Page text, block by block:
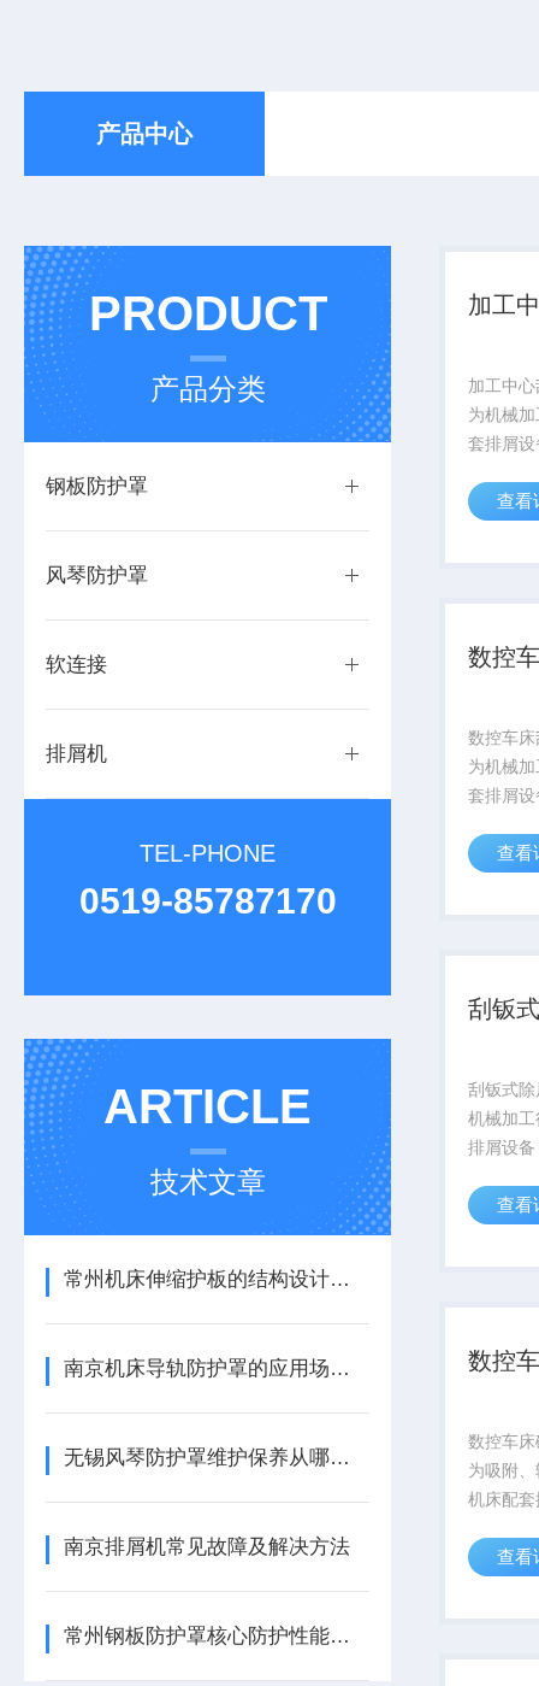
产品中心
PRODUCT
产品分类
钢板防护罩
风琴防护罩
软连接
排屑机
TEL-PHONE
0519-85787170
ARTICLE
技术文章
常州机床伸缩护板的结构设计及选型要点
南京机床导轨防护罩的应用场景及选型要点
无锡风琴防护罩维护保养从哪里着手？
南京排屑机常见故障及解决方法
常州钢板防护罩核心防护性能优势详解
加工
加工中
为机械
套排屑
成，依
屑（金
查看
数控
数控车
为机械
套排屑
成，依
屑（金
查看
刮钣
刮钣式
机械加
排屑设
成，依
屑（金
查看
数控
数控车
为吸附
机床配
磁性切
转，将
查看